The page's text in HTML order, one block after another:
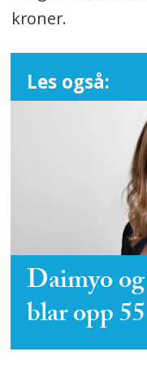
kroner.
Les også:
Daimyo
blar opp